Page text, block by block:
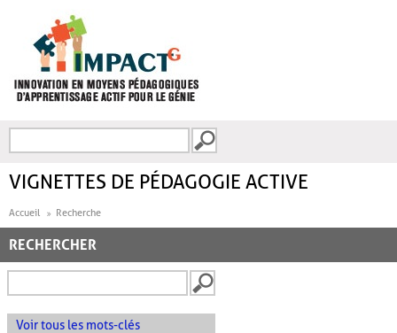
FORMULAIRE DE
VIGNETTES DE PÉDAGOGIE ACTIVE
Accueil Recherche
RECHERCHER
Voir tous les mots-clés